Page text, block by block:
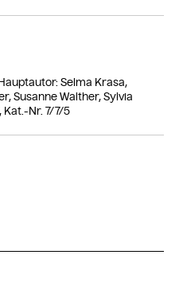
Selma Krasa,
Susanne Walther, Sylvia
Kat.-Nr. 7/7/5